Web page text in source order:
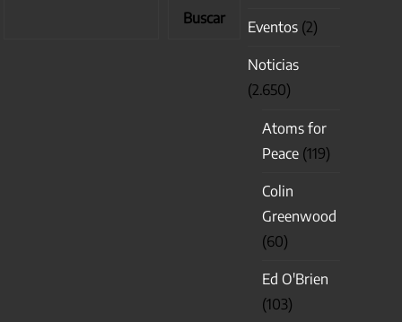
Buscar
Eventos (2)
Noticias
(2.650)
Atoms for
Peace (119)
Colin
Greenwood
(60)
Ed O'Brien
(103)